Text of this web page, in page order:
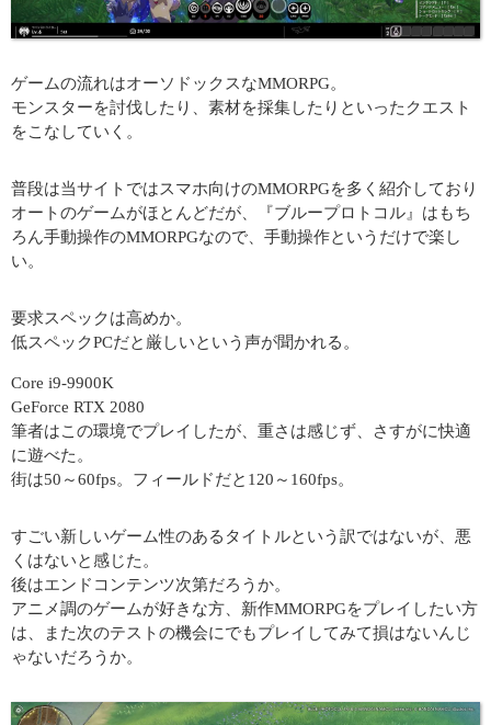
ゲームの流れはオーソドックスなMMORPG。
モンスターを討伐したり、素材を採集したりといったクエスト
をこなしていく。
普段は当サイトではスマホ向けのMMORPGを多く紹介しており
オートのゲームがほとんどだが、『ブループロトコル』はもち
ろん手動操作のMMORPGなので、手動操作というだけで楽し
い。
要求スペックは高めか。
低スペックPCだと厳しいという声が聞かれる。
Core i9-9900K
GeForce RTX 2080
筆者はこの環境でプレイしたが、重さは感じず、さすがに快適
に遊べた。
街は50～60fps。フィールドだと120～160fps。
すごい新しいゲーム性のあるタイトルという訳ではないが、悪
くはないと感じた。
後はエンドコンテンツ次第だろうか。
アニメ調のゲームが好きな方、新作MMORPGをプレイしたい方
は、また次のテストの機会にでもプレイしてみて損はないんじ
ゃないだろうか。